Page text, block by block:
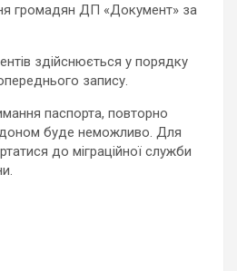
громадян ДП «Документ» за
здійснюється у порядку
запису.
паспорта, повторно
буде неможливо. Для
до міграційної служби